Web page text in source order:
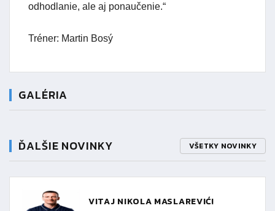
odhodlanie, ale aj ponaučenie.“
Tréner: Martin Bosý
GALÉRIA
ĎALŠIE NOVINKY VŠETKY NOVINKY
VITAJ NIKOLA MASLAREVIĆ!